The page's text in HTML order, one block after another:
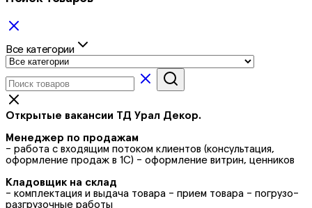
Все категории
Открытые вакансии ТД Урал Декор.
Менеджер по продажам
- работа с входящим потоком клиентов (консультация,
оформление продаж в 1С) - оформление витрин, ценников
Кладовщик на склад
- комплектация и выдача товара - прием товара - погрузо-
разгрузочные работы